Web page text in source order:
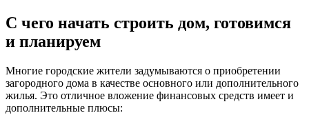
С чего начать строить дом, готовимся
и планируем
Многие городские жители задумываются о приобретении
загородного дома в качестве основного или дополнительного
жилья. Это отличное вложение финансовых средств имеет и
дополнительные плюсы: